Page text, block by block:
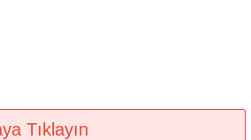
Tıklayın